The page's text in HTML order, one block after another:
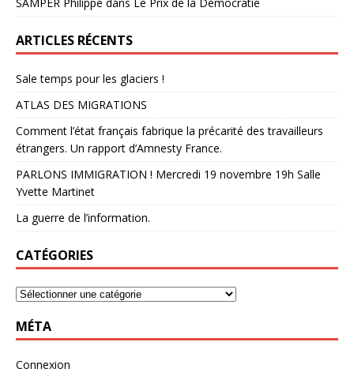
ARTICLES RÉCENTS
Sale temps pour les glaciers !
ATLAS DES MIGRATIONS
Comment l’état français fabrique la précarité des travailleurs
étrangers. Un rapport d’Amnesty France.
PARLONS IMMIGRATION ! Mercredi 19 novembre 19h Salle
Yvette Martinet
La guerre de l’information.
CATÉGORIES
MÉTA
Connexion